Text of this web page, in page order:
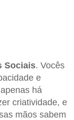
Sociais. Vocês
e
há
criatividade, e
mãos sabem